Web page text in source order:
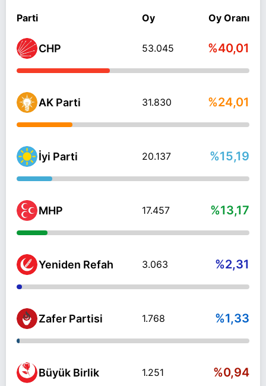
Parti Oy Oy Oranı
CHP 53.045 %40,01
AK Parti 31.830 %24,01
İyi Parti 20.137 %15,19
MHP 17.457 %13,17
Yeniden Refah 3.063 %2,31
Zafer Partisi 1.768 %1,33
Büyük Birlik 1.251 %0,94